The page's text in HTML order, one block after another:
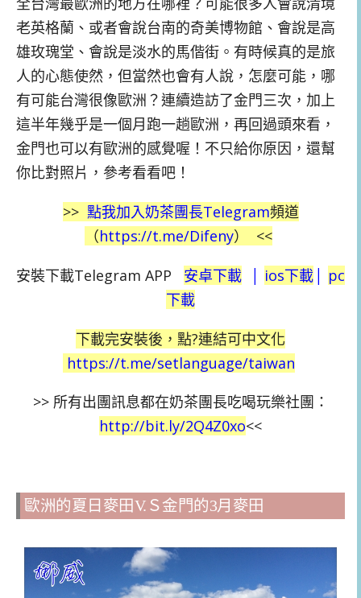
老英格蘭、或者會說台南的奇美博物館、會說是高
雄玫瑰堂、會說是淡水的馬偕街。有時候真的是旅
人的心態使然，但當然也會有人說，怎麼可能，哪
有可能台灣很像歐洲？連續造訪了金門三次，加上
這半年幾乎是一個月跑一趟歐洲，再回過頭來看，
金門也可以有歐洲的感覺喔！不只給你原因，還幫
你比對照片，參考看看吧！
>> 點我加入奶茶團長Telegram頻道
（https://t.me/Difeny） <<
安裝下載Telegram APP 安卓下載 ios下載
pc
下載
下載完安裝後，點?連結可中文化
https://t.me/setlanguage/taiwan
>> 所有出團訊息都在奶茶團長吃喝玩樂社團：
http://bit.ly/2Q4Z0xo<<
歐洲的夏日麥田V.Ｓ金門的3月麥田